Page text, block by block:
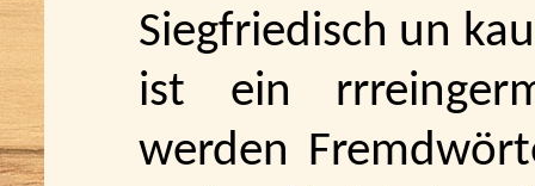
Siegfriedisch un
ist ein
werden